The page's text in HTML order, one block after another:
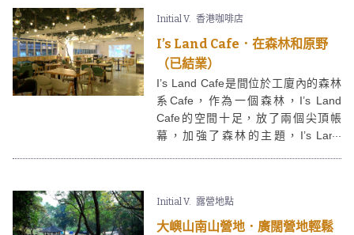
Initial V. 香港咖啡店
I’s Land Cafe．在森林和原野
（已結業）
I’s Land Cafe是間位於工廈內的森林
系Cafe，作為一個森林，I’s Land
Cafe的空間十足，放了兩個尖頂帳
幕，加強了森林的主題，I’s Land
Initial V. 露營地點
大嶼山南山營地．廣闊營地輕鬆